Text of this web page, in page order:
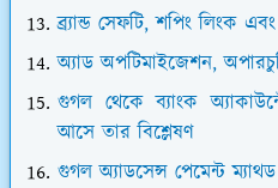
ব্র্যান্ড সেফটি, শপিং লিংক
অ্যাড অপটিমাইজেশন,
গুগল থেকে ব্যাংক
আসে তার বিশ্লেষণ
গুগল অ্যাডসেন্স পেমেন্ট